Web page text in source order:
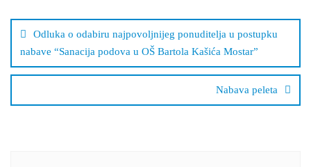
objava
Odluka o odabiru najpovoljnijeg ponuditelja u postupku
nabave “Sanacija podova u OŠ Bartola Kašića Mostar”
Nabava peleta